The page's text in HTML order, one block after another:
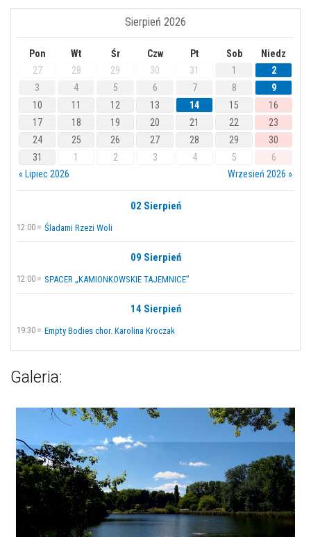
Sierpień 2026
Pon Wt Śr Czw Pt Sob
Niedz
27
28 29 30 31 1
2
3
4 5 6 7 8
9
10
11 12 13 14 15
16
17
18 19 20 21 22
23
24
25 26 27 28 29
30
31
1 2 3 4 5
6
« Lipiec 2026
Wrzesień 2026 »
02 Sierpień
12:00 Śladami Rzezi Woli
09 Sierpień
12:00 SPACER „KAMIONKOWSKIE TAJEMNICE”
14 Sierpień
19:30 Empty Bodies chor. Karolina Kroczak
Galeria: